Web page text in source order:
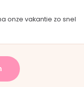
★★★★★
"De buggy rijdt
gehad over welk
onze vakantie zo snel